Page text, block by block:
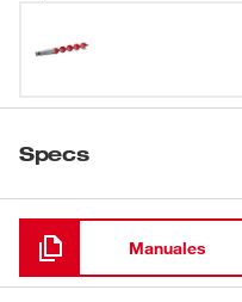
Specs
Cargando
Manuales